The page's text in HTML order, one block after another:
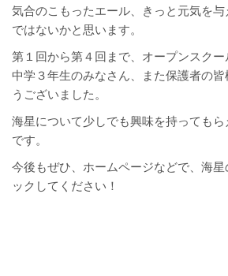
気合のこもったエール、きっと元気を
ではないかと思います。
第１回から第４回まで、オープンスク
中学３年生のみなさん、また保護者の
うございました。
海星について少しでも興味を持っても
です。
今後もぜひ、ホームページなどで、海
ックしてください！